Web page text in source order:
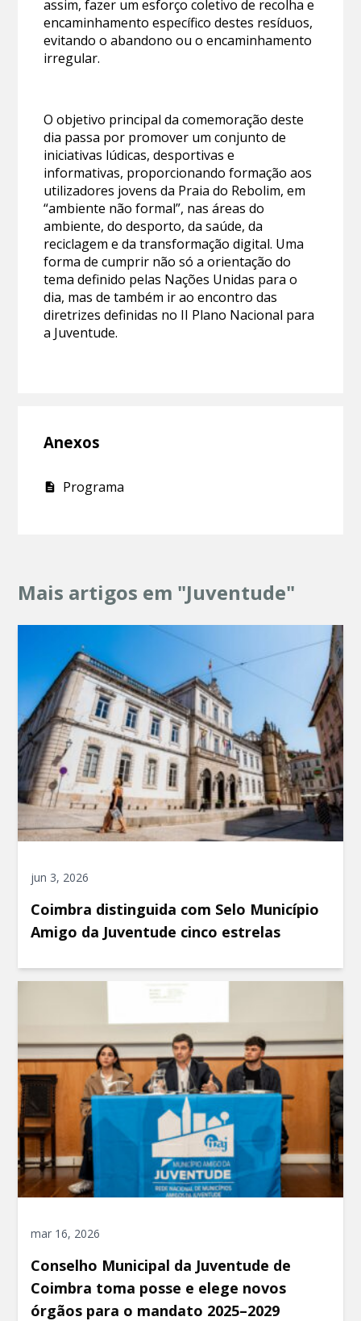
assim, fazer um esforço coletivo de recolha e
encaminhamento específico destes resíduos,
evitando o abandono ou o encaminhamento
irregular.
O objetivo principal da comemoração deste
dia passa por promover um conjunto de
iniciativas lúdicas, desportivas e
informativas, proporcionando formação aos
utilizadores jovens da Praia do Rebolim, em
“ambiente não formal”, nas áreas do
ambiente, do desporto, da saúde, da
reciclagem e da transformação digital. Uma
forma de cumprir não só a orientação do
tema definido pelas Nações Unidas para o
dia, mas de também ir ao encontro das
diretrizes definidas no II Plano Nacional para
a Juventude.
Anexos
Programa
Mais artigos em "Juventude"
jun 3, 2026
Coimbra distinguida com Selo Município
Amigo da Juventude cinco estrelas
mar 16, 2026
Conselho Municipal da Juventude de
Coimbra toma posse e elege novos
órgãos para o mandato 2025–2029